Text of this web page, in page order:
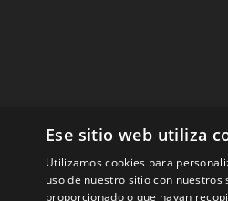
Ese sitio web utiliza
Utilizamos cookies para
uso de nuestro sitio con
proporcionado o que hayan